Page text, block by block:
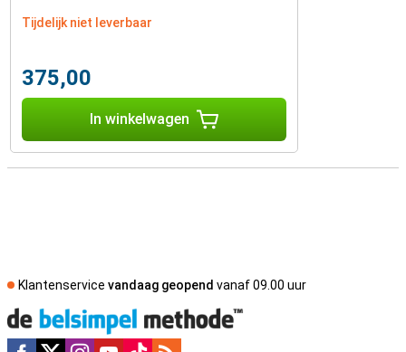
Tijdelijk niet leverbaar
375,00
In winkelwagen
Klantenservice vandaag geopend vanaf 09.00 uur
Social media